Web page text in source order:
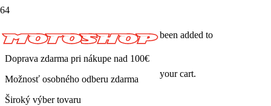
been added to
your cart.
Doprava zdarma pri nákupe nad 100€
Možnosť osobného odberu zdarma
Široký výber tovaru